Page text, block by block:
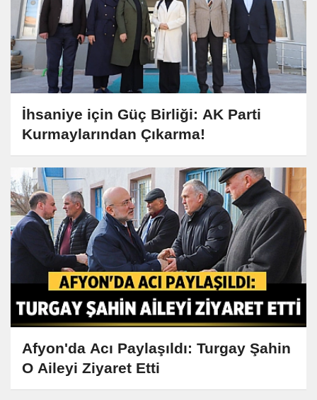
İhsaniye için Güç Birliği: AK Parti
Kurmaylarından Çıkarma!
Afyon'da Acı Paylaşıldı: Turgay Şahin
O Aileyi Ziyaret Etti